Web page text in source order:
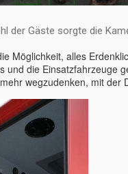
der Gäste sorgte die
Möglichkeit, alles
und die Einsatzfahrzeuge
wegzudenken, mit der